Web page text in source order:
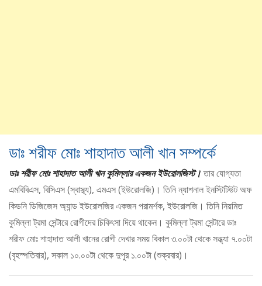
ডাঃ শরীফ মোঃ শাহাদাত আলী খান সম্পর্কে
ডাঃ শরীফ মোঃ শাহাদাত আলী খান কুমিল্লার একজন ইউরোলজিস্ট।তার যোগ্যতা
এমবিবিএস, বিসিএস (স্বাস্থ্য), এমএস (ইউরোলজি)। তিনি ন্যাশনাল ইনস্টিটিউট অফ
কিডনি ডিজিজেস অ্যান্ড ইউরোলজির একজন পরামর্শক, ইউরোলজি। তিনি নিয়মিত
কুমিল্লা ট্রমা সেন্টারে রোগীদের চিকিৎসা দিয়ে থাকেন। কুমিল্লা ট্রমা সেন্টারে ডাঃ
শরীফ মোঃ শাহাদাত আলী খানের রোগী দেখার সময় বিকাল ৩.০০টা থেকে সন্ধ্যা ৭.০০টা
(বৃহস্পতিবার), সকাল ১০.০০টা থেকে দুপুর ১.০০টা (শুক্রবার)।